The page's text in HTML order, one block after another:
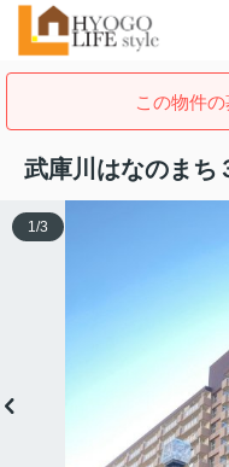
この物件の
武庫川はなのまち
1/3